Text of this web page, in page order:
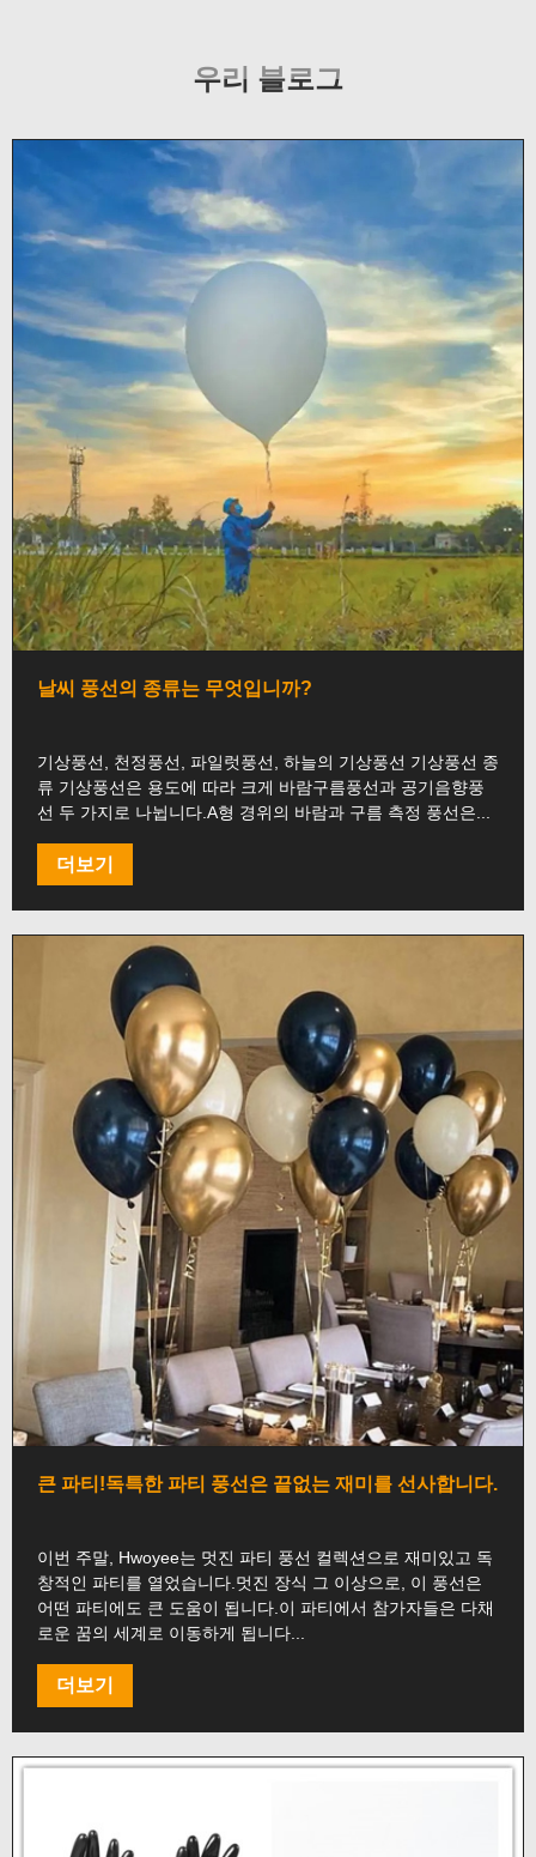
우리 블로그
날씨 풍선의 종류는 무엇입니까?
기상풍선, 천정풍선, 파일럿풍선, 하늘의 기상풍선 기상풍선 종
류 기상풍선은 용도에 따라 크게 바람구름풍선과 공기음향풍
선 두 가지로 나뉩니다.A형 경위의 바람과 구름 측정 풍선은...
더보기
큰 파티!독특한 파티 풍선은 끝없는 재미를 선사합니다.
이번 주말, Hwoyee는 멋진 파티 풍선 컬렉션으로 재미있고 독
창적인 파티를 열었습니다.멋진 장식 그 이상으로, 이 풍선은
어떤 파티에도 큰 도움이 됩니다.이 파티에서 참가자들은 다채
로운 꿈의 세계로 이동하게 됩니다...
더보기